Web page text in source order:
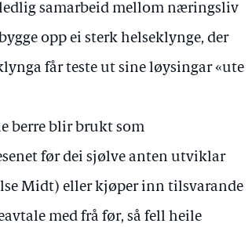
samarbeid mellom næringsliv
opp ei sterk helseklynge, der
får teste ut sine løysingar «ute
berre blir brukt som
før dei sjølve anten utviklar
Midt) eller kjøper inn tilsvarande
med frå før, så fell heile